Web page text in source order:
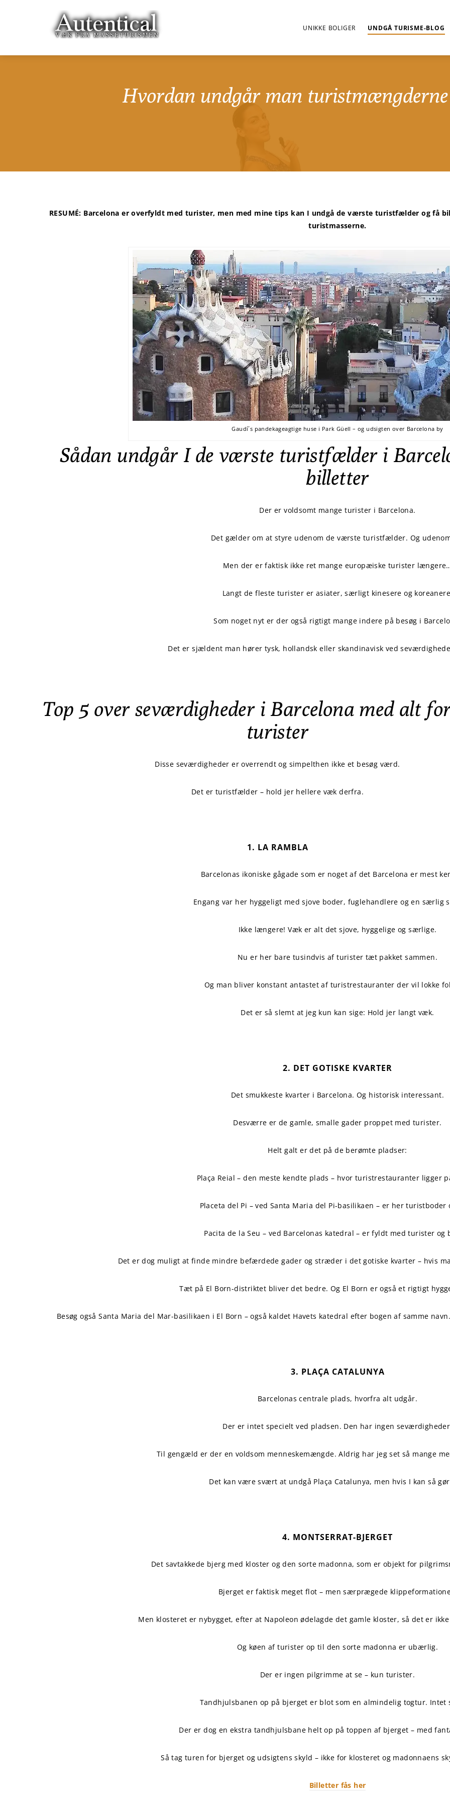
UNIKKE BOLIGER UNDGÅ TURISME-BLOG
Hvordan undgår man turistmængderne
RESUMÉ: Barcelona er overfyldt med turister, men med mine tips kan I undgå de værste turistfælder og få
turistmasserne.
Gaudí´s pandekageagtige huse i Park Güell – og udsigten over Barcelona by
Sådan undgår I de værste turistfælder i
billetter
Der er voldsomt mange turister i Barcelona.
Det gælder om at styre udenom de værste turistfælder. Og
Men der er faktisk ikke ret mange europæiske turister
Langt de fleste turister er asiater, særligt kinesere og
Som noget nyt er der også rigtigt mange indere på besøg i
Det er sjældent man hører tysk, hollandsk eller skandinavisk ved
Top 5 over seværdigheder i Barcelona med alt
turister
Disse seværdigheder er overrendt og simpelthen ikke et besøg værd.
Det er turistfælder – hold jer hellere væk derfra.
1. LA RAMBLA
Barcelonas ikoniske gågade som er noget af det Barcelona er mest
Engang var her hyggeligt med sjove boder, fuglehandlere og en særlig
Ikke længere! Væk er alt det sjove, hyggelige og særlige.
Nu er her bare tusindvis af turister tæt pakket sammen.
Og man bliver konstant antastet af turistrestauranter der vil lokke
Det er så slemt at jeg kun kan sige: Hold jer langt væk.
2. DET GOTISKE KVARTER
Det smukkeste kvarter i Barcelona. Og historisk interessant.
Desværre er de gamle, smalle gader proppet med turister.
Helt galt er det på de berømte pladser:
Plaça Reial – den meste kendte plads – hvor turistrestauranter ligger
Placeta del Pi – ved Santa Maria del Pi-basilikaen – er her turistboder
Pacita de la Seu – ved Barcelonas katedral – er fyldt med turister og
Det er dog muligt at finde mindre befærdede gader og stræder i det gotiske kvarter – hvis
Tæt på El Born-distriktet bliver det bedre. Og El Born er også et rigtigt
Besøg også Santa Maria del Mar-basilikaen i El Born – også kaldet Havets katedral efter bogen af samme
3. PLAÇA CATALUNYA
Barcelonas centrale plads, hvorfra alt udgår.
Der er intet specielt ved pladsen. Den har ingen
Til gengæld er der en voldsom menneskemængde. Aldrig har jeg set så mange
Det kan være svært at undgå Plaça Catalunya, men hvis I kan så
4. MONTSERRAT-BJERGET
Det savtakkede bjerg med kloster og den sorte madonna, som er objekt for
Bjerget er faktisk meget flot – men særprægede
Men klosteret er nybygget, efter at Napoleon ødelagde det gamle kloster, så det er
Og køen af turister op til den sorte madonna er ubærlig.
Der er ingen pilgrimme at se – kun turister.
Tandhjulsbanen op på bjerget er blot som en almindelig togtur. Intet
Der er dog en ekstra tandhjulsbane helt op på toppen af bjerget – med
Så tag turen for bjerget og udsigtens skyld – ikke for klosteret og madonnaens
Billetter fås her